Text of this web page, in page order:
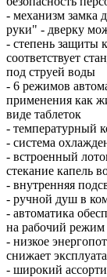
- механизм замка
руки" - дверку
- степень защиты
соответствует
под струей воды
- 6 режимов
применения как
виде таблеток
- температурный
- система
- встроенный
стекание капель
- внутренняя
- ручной душ в
- автоматика
на рабочий режим
- низкое
снижает
- широкий